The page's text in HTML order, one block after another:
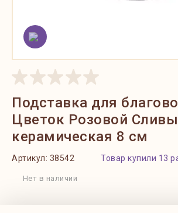
Подставка для
Цветок Розовой Сливы
керамическая 8 см
Артикул: 38542 Товар купили 13
Нет в наличии